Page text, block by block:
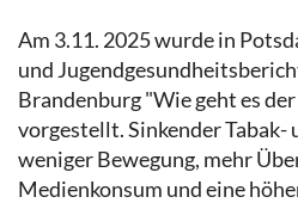
Am 3.11. 2025 wurde in
und
Brandenburg "Wie geht es
vorgestellt. Sinkender Tabak-
weniger Bewegung, mehr
Medienkonsum und eine